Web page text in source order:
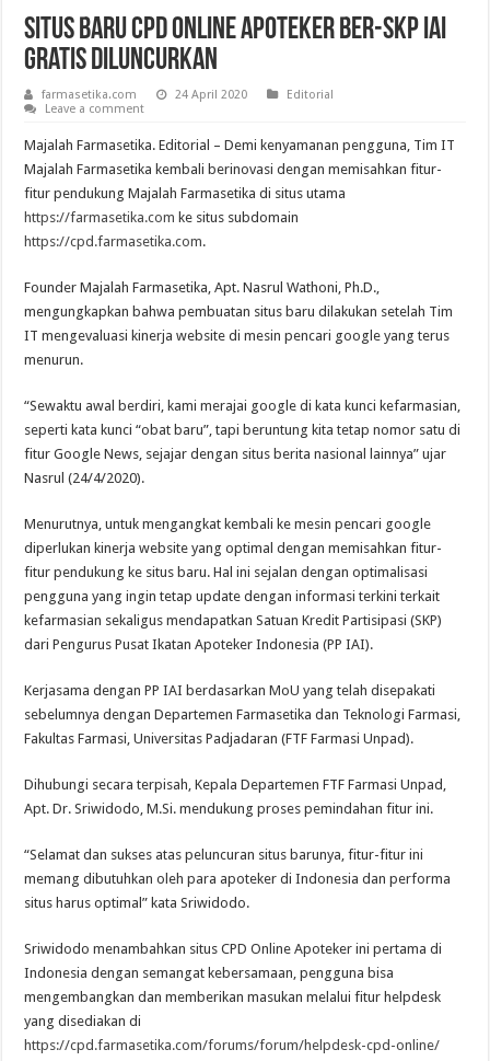
Situs Baru CPD Online Apoteker ber-SKP IAI
Gratis Diluncurkan
farmasetika.com 24 April 2020
Editorial
Leave a comment
Majalah Farmasetika. Editorial – Demi kenyamanan pengguna, Tim IT
Majalah Farmasetika kembali berinovasi dengan memisahkan fitur-
fitur pendukung Majalah Farmasetika di situs utama
https://farmasetika.com ke situs subdomain
https://cpd.farmasetika.com.
Founder Majalah Farmasetika, Apt. Nasrul Wathoni, Ph.D.,
mengungkapkan bahwa pembuatan situs baru dilakukan setelah Tim
IT mengevaluasi kinerja website di mesin pencari google yang terus
menurun.
“Sewaktu awal berdiri, kami merajai google di kata kunci kefarmasian,
seperti kata kunci “obat baru”, tapi beruntung kita tetap nomor satu di
fitur Google News, sejajar dengan situs berita nasional lainnya” ujar
Nasrul (24/4/2020).
Menurutnya, untuk mengangkat kembali ke mesin pencari google
diperlukan kinerja website yang optimal dengan memisahkan fitur-
fitur pendukung ke situs baru. Hal ini sejalan dengan optimalisasi
pengguna yang ingin tetap update dengan informasi terkini terkait
kefarmasian sekaligus mendapatkan Satuan Kredit Partisipasi (SKP)
dari Pengurus Pusat Ikatan Apoteker Indonesia (PP IAI).
Kerjasama dengan PP IAI berdasarkan MoU yang telah disepakati
sebelumnya dengan Departemen Farmasetika dan Teknologi Farmasi,
Fakultas Farmasi, Universitas Padjadaran (FTF Farmasi Unpad).
Dihubungi secara terpisah, Kepala Departemen FTF Farmasi Unpad,
Apt. Dr. Sriwidodo, M.Si. mendukung proses pemindahan fitur ini.
“Selamat dan sukses atas peluncuran situs barunya, fitur-fitur ini
memang dibutuhkan oleh para apoteker di Indonesia dan performa
situs harus optimal” kata Sriwidodo.
Sriwidodo menambahkan situs CPD Online Apoteker ini pertama di
Indonesia dengan semangat kebersamaan, pengguna bisa
mengembangkan dan memberikan masukan melalui fitur helpdesk
yang disediakan di
https://cpd.farmasetika.com/forums/forum/helpdesk-cpd-online/